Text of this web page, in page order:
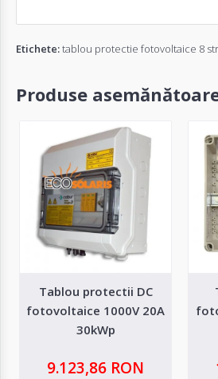
Etichete:tablou protectie fotovoltaice 8
Produse
Tablou protectii DC
fotovoltaice 1000V 20A
30kWp
9.123,86 RON